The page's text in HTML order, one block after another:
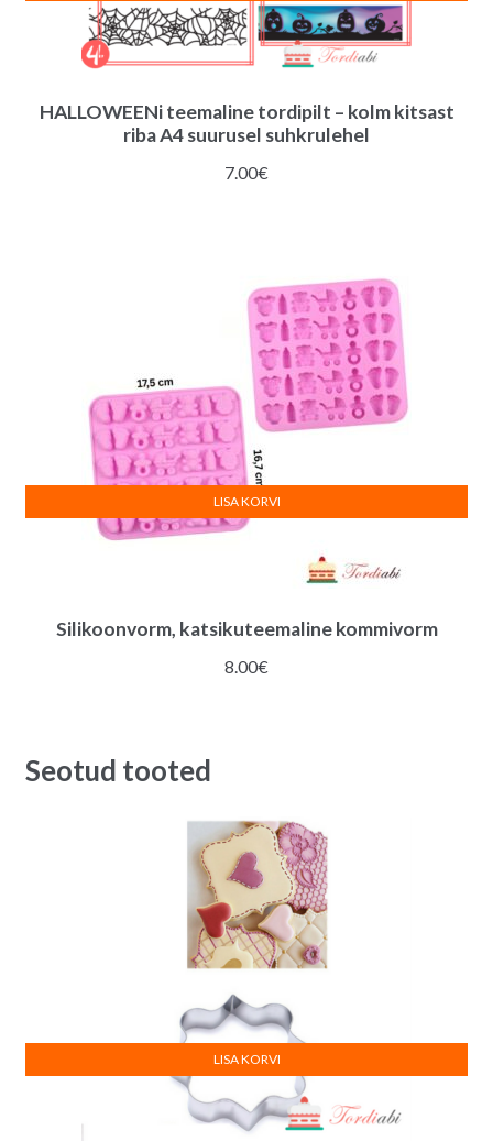
HALLOWEENi teemaline tordipilt – kolm kitsast
riba A4 suurusel suhkrulehel
7.00€
Silikoonvorm, katsikuteemaline kommivorm
8.00€
LISA KORVI
Seotud tooted
LISA KORVI